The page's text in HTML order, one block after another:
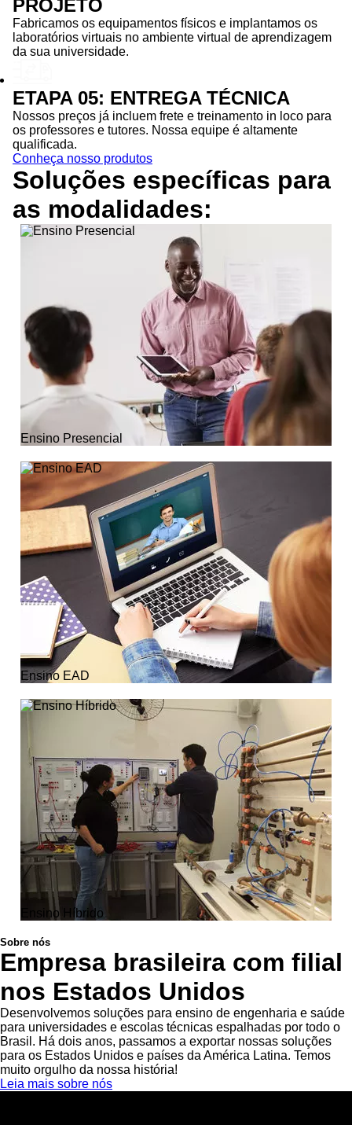
PROJETO
Fabricamos os equipamentos físicos e implantamos os
laboratórios virtuais no ambiente virtual de aprendizagem
da sua universidade.
ETAPA 05: ENTREGA TÉCNICA
Nossos preços já incluem frete e treinamento in loco para
os professores e tutores. Nossa equipe é altamente
qualificada.
Conheça nosso produtos
Soluções específicas para
as modalidades:
Ensino Presencial
Ensino EAD
Ensino Híbrido
Sobre nós
Empresa brasileira com filial
nos Estados Unidos
Desenvolvemos soluções para ensino de engenharia e saúde
para universidades e escolas técnicas espalhadas por todo o
Brasil. Há dois anos, passamos a exportar nossas soluções
para os Estados Unidos e países da América Latina. Temos
muito orgulho da nossa história!
Leia mais sobre nós